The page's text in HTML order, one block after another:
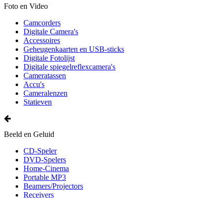
Foto en Video
Camcorders
Digitale Camera's
Accessoires
Geheugenkaarten en USB-sticks
Digitale Fotolijst
Digitale spiegelreflexcamera's
Cameratassen
Accu's
Cameralenzen
Statieven
Beeld en Geluid
CD-Speler
DVD-Spelers
Home-Cinema
Portable MP3
Beamers/Projectors
Receivers